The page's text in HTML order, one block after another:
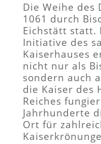
Die Weihe des
1061 durch
Eichstätt statt.
Initiative des
Kaiserhauses
nicht nur als
sondern auch
die Kaiser des
Reiches
Jahrhunderte
Ort für